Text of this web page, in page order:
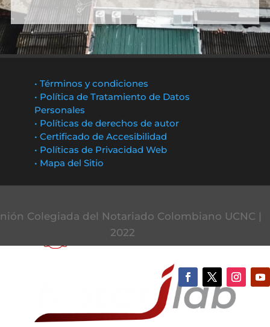
• Términos y condiciones
• Política de Tratamiento de Datos
Personales
• Políticas de derechos de autor
• Certificado de Accesibilidad
• Políticas de Privacidad Web
• Mapa del Sitio
Colegiada del Notariado Colombiano UCNC |
2022